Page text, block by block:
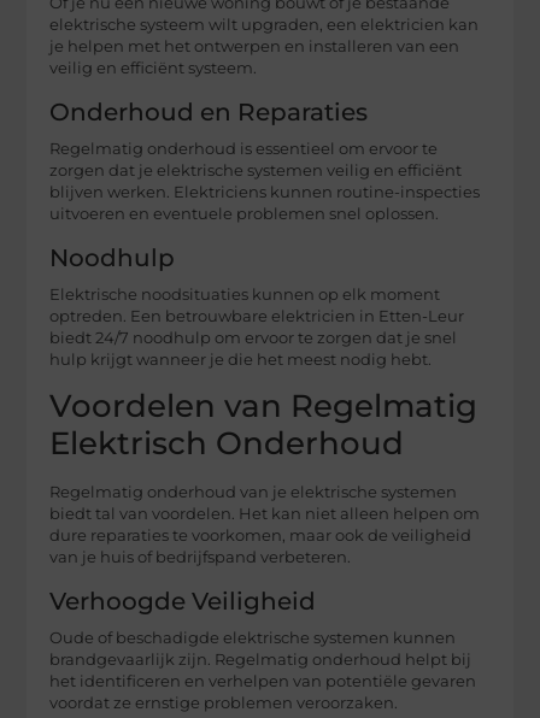
elektrische systeem wilt upgraden, een elektricien kan
je helpen met het ontwerpen en installeren van een
veilig en efficiënt systeem.
Onderhoud en Reparaties
Regelmatig onderhoud is essentieel om ervoor te
zorgen dat je elektrische systemen veilig en efficiënt
blijven werken. Elektriciens kunnen routine-inspecties
uitvoeren en eventuele problemen snel oplossen.
Noodhulp
Elektrische noodsituaties kunnen op elk moment
optreden. Een betrouwbare elektricien in Etten-Leur
biedt 24/7 noodhulp om ervoor te zorgen dat je snel
hulp krijgt wanneer je die het meest nodig hebt.
Voordelen van Regelmatig
Elektrisch Onderhoud
Regelmatig onderhoud van je elektrische systemen
biedt tal van voordelen. Het kan niet alleen helpen om
dure reparaties te voorkomen, maar ook de veiligheid
van je huis of bedrijfspand verbeteren.
Verhoogde Veiligheid
Oude of beschadigde elektrische systemen kunnen
brandgevaarlijk zijn. Regelmatig onderhoud helpt bij
het identificeren en verhelpen van potentiële gevaren
voordat ze ernstige problemen veroorzaken.